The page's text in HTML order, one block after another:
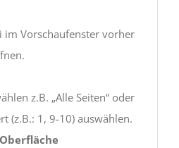
im Vorschaufenster vorher
z.B. „Alle Seiten“ oder
(z.B.: 1, 9-10) auswählen.